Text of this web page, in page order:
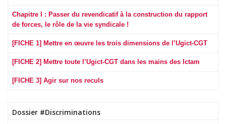
Chapitre I : Passer du revendicatif à la construction du rapport
de forces, le rôle de la vie syndicale !
[FICHE 1] Mettre en œuvre les trois dimensions de l’Ugict-CGT
[FICHE 2] Mettre toute l’Ugict-CGT dans les mains des Ictam
[FICHE 3] Agir sur nos reculs
Dossier #Discriminations